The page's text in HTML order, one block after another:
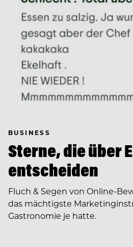
BUSINESS
Sterne, die über
entscheiden
Fluch & Segen von Online-
das mächtigste
Gastronomie je hatte.